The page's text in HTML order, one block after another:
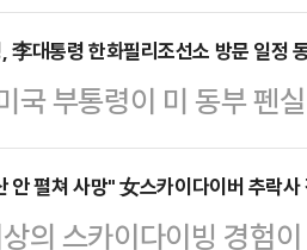
아내가 남성의 계좌에
사우스차이나모닝포스
는 20여년 전 이혼
팡(45)과 재혼했다.당시
은 연금, 재산, 이주 혜
李대통령 한화필리조선소 방문 일정
국 부통령이 미 동부 펜
령의 26일 일정에 동행
일(현지시간) 밴스 부
것이라고 밝혔다. 도널드
안 펼쳐 사망" 女스카이다이버 추락사
의 스카이다이빙 경험